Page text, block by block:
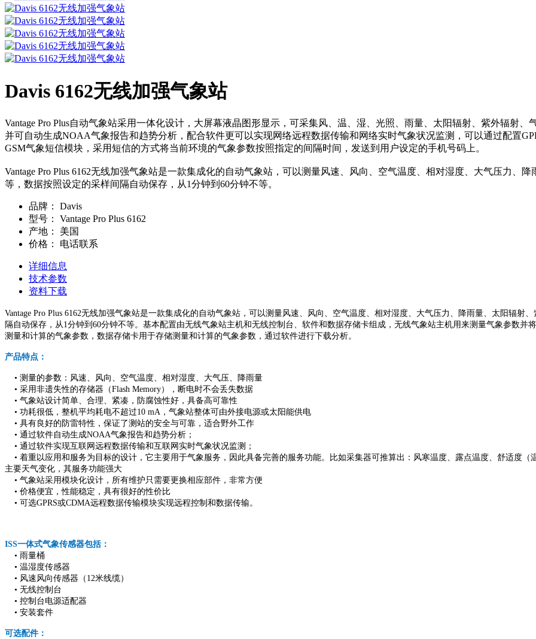
Davis 6162无线加强气象站
Vantage Pro Plus自动气象站采用一体化设计，大屏幕液晶图形显示，可采集风、温、湿、光照、雨量、太阳辐射、紫外辐射
并可自动生成NOAA气象报告和趋势分析，配合软件更可以实现网络远程数据传输和网络实时气象状况监测，可以通过配置
GSM气象短信模块，采用短信的方式将当前环境的气象参数按照指定的间隔时间，发送到用户设定的手机号码上。
Vantage Pro Plus 6162无线加强气象站是一款集成化的自动气象站，可以测量风速、风向、空气温度、相对湿度、大气压力、
等，数据按照设定的采样间隔自动保存，从1分钟到60分钟不等。
品牌：
Davis
型号：
Vantage Pro Plus 6162
产地：
美国
价格：
电话联系
详细信息
技术参数
资料下载
Vantage Pro Plus 6162无线加强气象站是一款集成化的自动气象站，可以测量风速、风向、空气温度、相对湿度、大气压力、降雨量、太阳辐
隔自动保存，从1分钟到60分钟不等。基本配置由无线气象站主机和无线控制台、软件和数据存储卡组成，无线气象站主机用来测量气象参数
测量和计算的气象参数，数据存储卡用于存储测量和计算的气象参数，通过软件进行下载分析。
产品特点：
• 测量的参数：风速、风向、空气温度、相对湿度、大气压、降雨量
• 采用非遗失性的存储器（Flash Memory），断电时不会丢失数据
• 气象站设计简单、合理、紧凑，防腐蚀性好，具备高可靠性
• 功耗很低，整机平均耗电不超过10 mA，气象站整体可由外接电源或太阳能供电
• 具有良好的防雷特性，保证了测站的安全与可靠，适合野外工作
• 通过软件自动生成NOAA气象报告和趋势分析；
• 通过软件实现互联网远程数据传输和互联网实时气象状况监测；
• 着重以应用和服务为目标的设计，它主要用于气象服务，因此具备完善的服务功能。比如采集器可推算出：风寒温度、露点温度、舒适度
主要天气变化，其服务功能强大
• 气象站采用模块化设计，所有维护只需要更换相应部件，非常方便
• 价格便宜，性能稳定，具有很好的性价比
• 可选GPRS或CDMA远程数据传输模块实现远程控制和数据传输。
ISS一体式气象传感器包括：
• 雨量桶
• 温湿度传感器
• 风速风向传感器（12米线缆）
• 无线控制台
• 控制台电源适配器
• 安装套件
可选配件：